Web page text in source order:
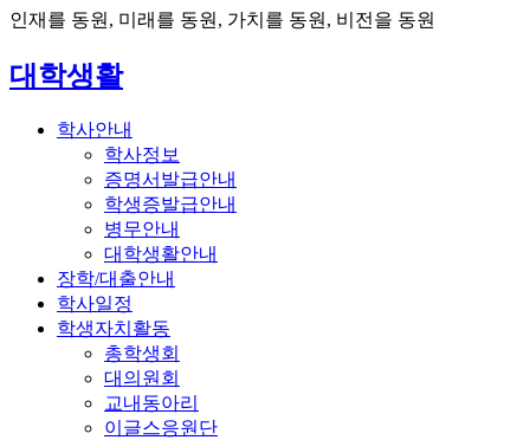
인재를 동원, 미래를 동원, 가치를 동원, 비전을 동원
대학생활
학사안내
학사정보
증명서발급안내
학생증발급안내
병무안내
대학생활안내
장학/대출안내
학사일정
학생자치활동
총학생회
대의원회
교내동아리
이글스응원단